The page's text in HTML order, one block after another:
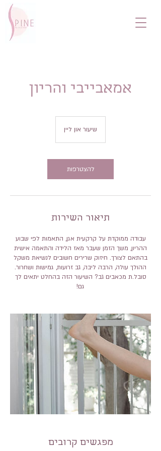
אמאבייבי והריון
שיעור און ליין
להצטרפות
תיאור השירות
עבודה ממוקדת על קרקעית אגן, התאמות לפי שבוע
ההריון, משך הזמן שעבר מאז הלידה והתאמה אישית
בהתאם לצורך. חיזוק שרירים חשובים לנשיאת משקל
ההולך עולה, הרבה ליבה, גב זרועות, גמישות ושחרור.
סובל.ת מכאבים גב? השיעור הזה בהחלט יתאים לך
גם!
מפגשים קרובים